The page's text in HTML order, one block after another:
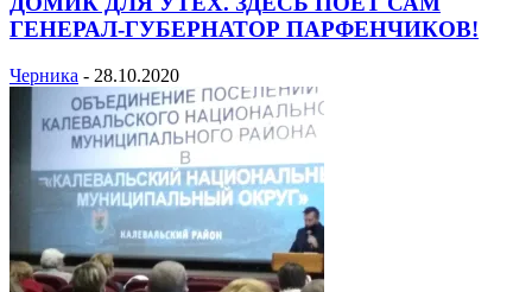
ГЕНЕРАЛ-ГУБЕРНАТОР ПАРФЕНЧИКОВ!
Черника - 28.10.2020